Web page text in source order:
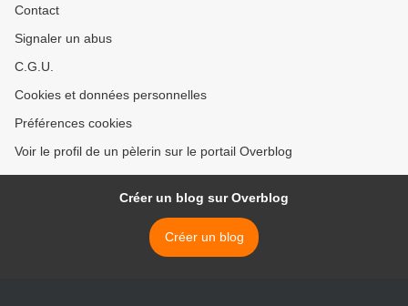
Contact
Signaler un abus
C.G.U.
Cookies et données personnelles
Préférences cookies
Voir le profil de un pèlerin sur le portail Overblog
Créer un blog sur Overblog
Créer un blog